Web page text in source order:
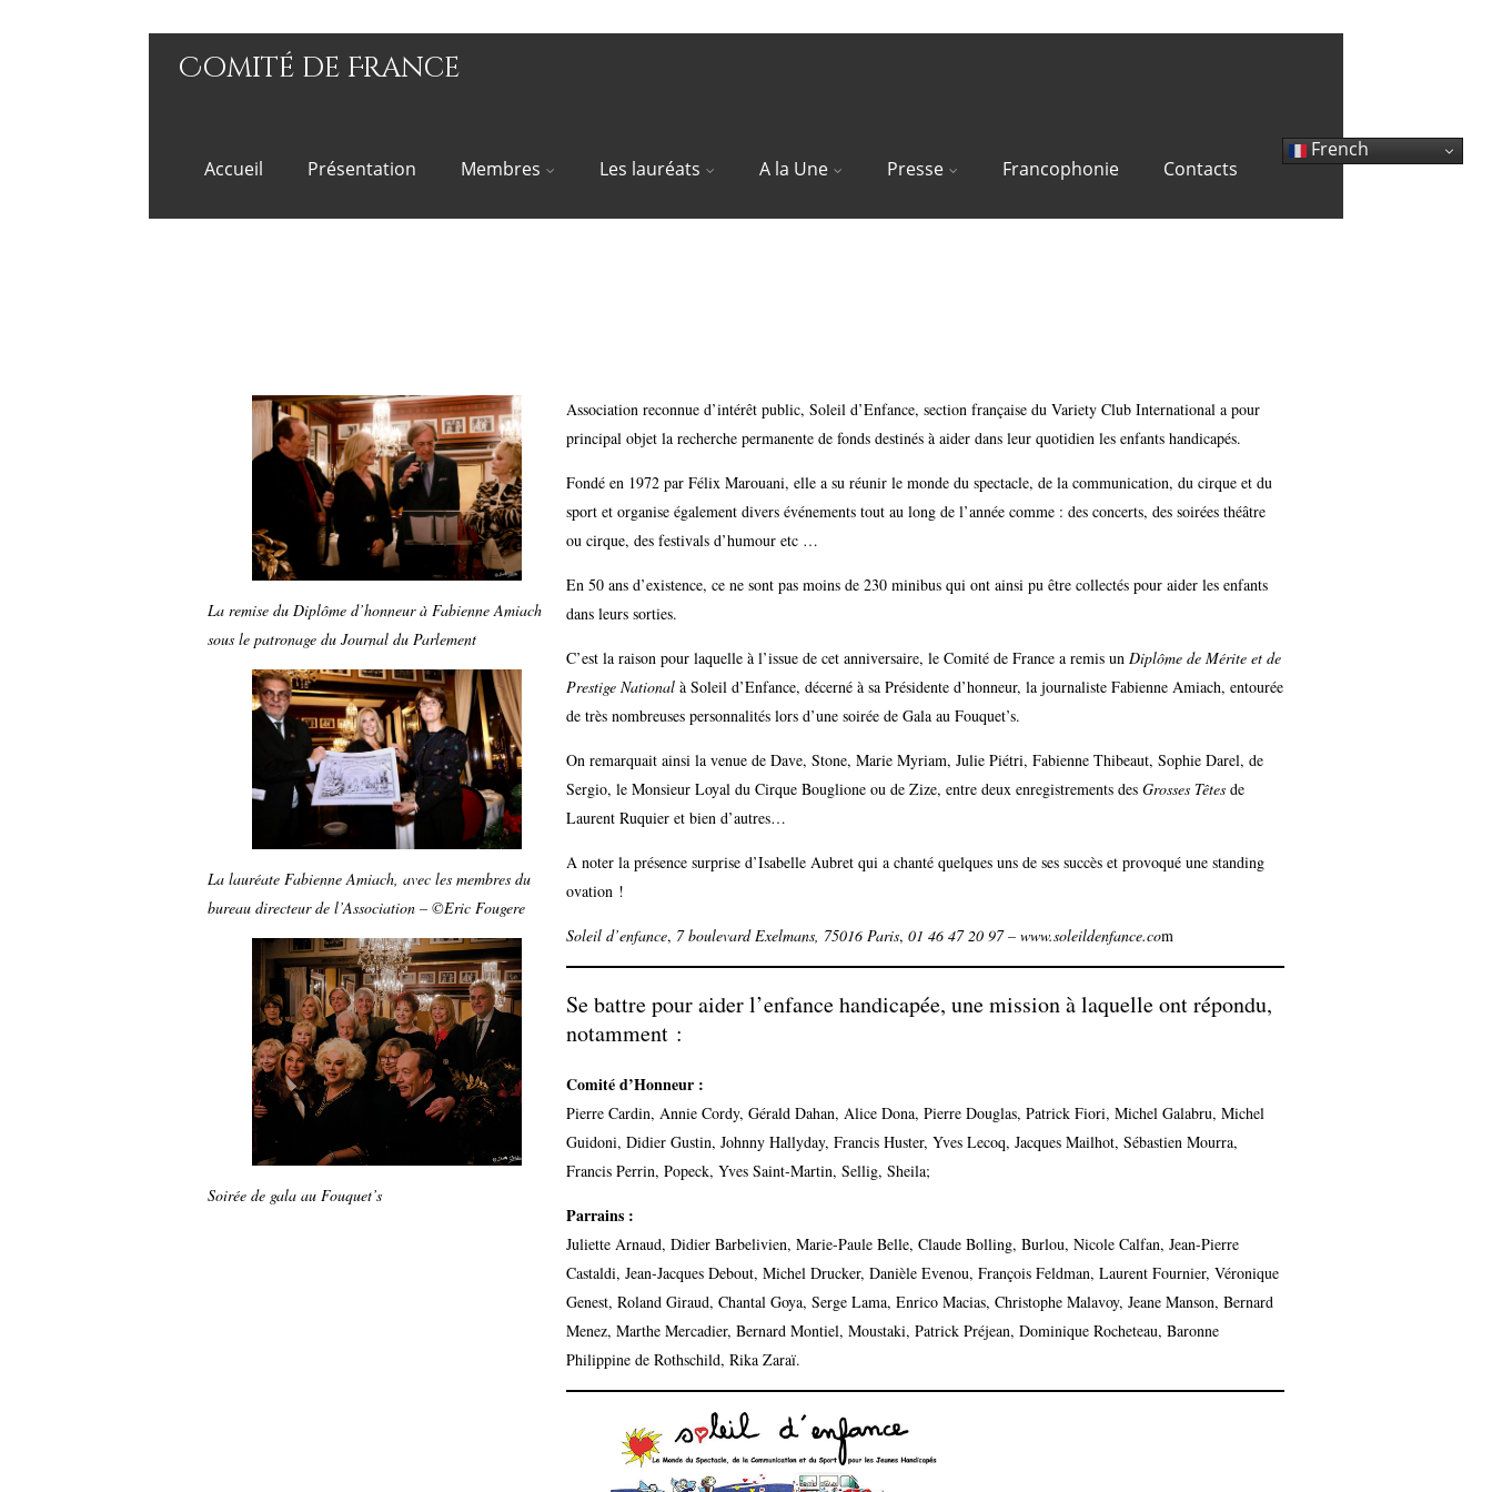
Comité de France
Accueil Présentation Membres Les lauréats A la Une Presse Francophonie Contacts
French
La remise du Diplôme d’honneur à Fabienne Amiach
sous le patronage du Journal du Parlement
La lauréate Fabienne Amiach, avec les membres du
bureau directeur de l’Association– ©Eric Fougere
Soirée de gala au Fouquet’s
Association reconnue d’intérêt public, Soleil d’Enfance, section française du Variety Club International a pour
principal objet la recherche permanente de fonds destinés à aider dans leur quotidien les enfants handicapés.
Fondé en 1972 par Félix Marouani, elle a su réunir le monde du spectacle, de la communication, du cirque et du
sport et organise également divers événements tout au long de l’année comme : des concerts, des soirées théâtre
ou cirque, des festivals d’humour etc …
En 50 ans d’existence, ce ne sont pas moins de 230 minibus qui ont ainsi pu être collectés pour aider les enfants
dans leurs sorties.
C’est la raison pour laquelle à l’issue de cet anniversaire, le Comité de France a remis unDiplôme de Mérite et de
Prestige National à Soleil d’Enfance, décerné à sa Présidente d’honneur, la journaliste Fabienne Amiach, entourée
de très nombreuses personnalités lors d’une soirée de Gala au Fouquet’s.
On remarquait ainsi la venue de Dave, Stone, Marie Myriam, Julie Piétri, Fabienne Thibeaut, Sophie Darel, de
Sergio, le Monsieur Loyal du Cirque Bouglione ou de Zize, entre deux enregistrements desGrosses Têtes de
Laurent Ruquier et bien d’autres…
A noter la présence surprise d’Isabelle Aubret qui a chanté quelques uns de ses succès et provoqué une standing
ovation !
Soleil d’enfance, 7 boulevard Exelmans, 75016 Paris,01 46 47 20 97 – www.soleildenfance.com
Se battre pour aider l’enfance handicapée, une mission à laquelle ont répondu,
notamment :
Comité d’Honneur :
Pierre Cardin, Annie Cordy, Gérald Dahan, Alice Dona, Pierre Douglas, Patrick Fiori, Michel Galabru, Michel
Guidoni, Didier Gustin, Johnny Hallyday, Francis Huster, Yves Lecoq, Jacques Mailhot, Sébastien Mourra,
Francis Perrin, Popeck, Yves Saint-Martin, Sellig, Sheila;
Parrains :
Juliette Arnaud, Didier Barbelivien, Marie-Paule Belle, Claude Bolling, Burlou, Nicole Calfan, Jean-Pierre
Castaldi, Jean-Jacques Debout, Michel Drucker, Danièle Evenou, François Feldman, Laurent Fournier, Véronique
Genest, Roland Giraud, Chantal Goya, Serge Lama, Enrico Macias, Christophe Malavoy, Jeane Manson, Bernard
Menez, Marthe Mercadier, Bernard Montiel, Moustaki, Patrick Préjean, Dominique Rocheteau, Baronne
Philippine de Rothschild, Rika Zaraï.